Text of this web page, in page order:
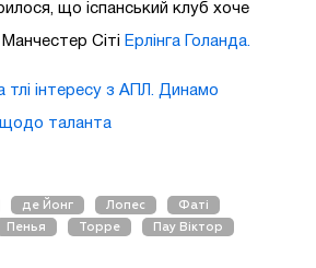
що іспанський клуб хоче
Сіті Ерлінга Голанда.
тлі інтересу з АПЛ. Динамо
щодо таланта
де Йонг Лопес
Фаті
Пенья Торре
Пау Віктор